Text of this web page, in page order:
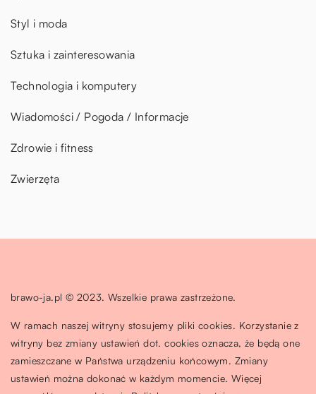
Styl i moda
Sztuka i zainteresowania
Technologia i komputery
Wiadomości / Pogoda / Informacje
Zdrowie i fitness
Zwierzęta
brawo-ja.pl © 2023. Wszelkie prawa zastrzeżone.
W ramach naszej witryny stosujemy pliki cookies. Korzystanie z
witryny bez zmiany ustawień dot. cookies oznacza, że będą one
zamieszczane w Państwa urządzeniu końcowym. Zmiany
ustawień można dokonać w każdym momencie. Więcej